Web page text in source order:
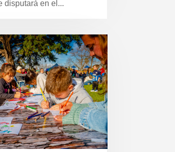
disputará en el...